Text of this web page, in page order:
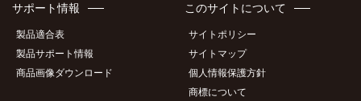
サポート情報
製品適合表
製品サポート情報
商品画像ダウンロード
このサイトについて
サイトポリシー
サイトマップ
個人情報保護方針
商標について